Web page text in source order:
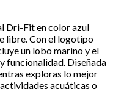
Dri-Fit en color azul
libre. Con el logotipo
un lobo marino y el
funcionalidad. Diseñada
exploras lo mejor
acuáticas o